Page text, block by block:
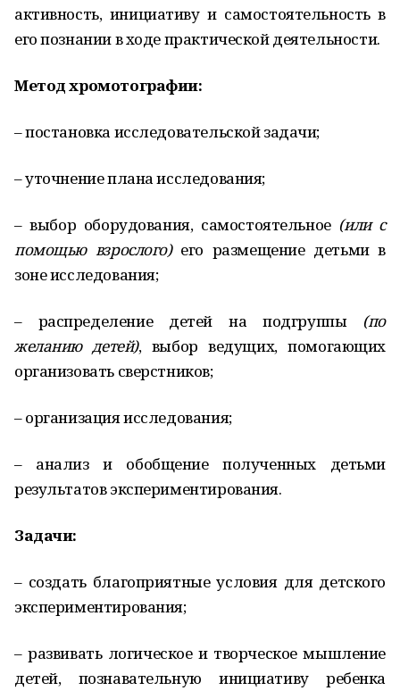
активность, инициативу и самостоятельность в
его познании в ходе практической деятельности.
Метод хромотографии:
– постановка исследовательской задачи;
– уточнение плана исследования;
– выбор оборудования, самостоятельное (или с
помощью взрослого) его размещение детьми в
зоне исследования;
– распределение детей на подгруппы (по
желанию детей), выбор ведущих, помогающих
организовать сверстников;
– организация исследования;
– анализ и обобщение полученных детьми
результатов экспериментирования.
Задачи:
– создать благоприятные условия для детского
экспериментирования;
– развивать логическое и творческое мышление
детей, познавательную инициативу ребенка